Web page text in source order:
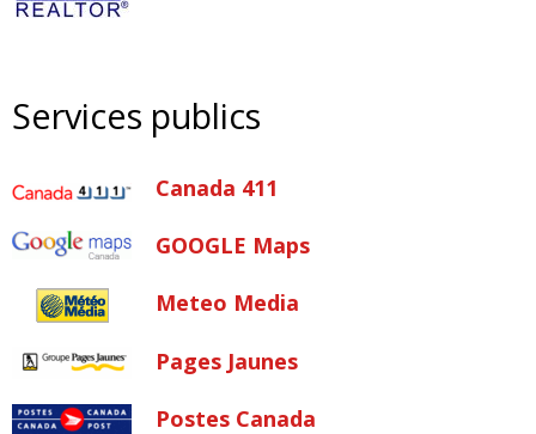
Services publics
Canada 411
GOOGLE Maps
Meteo Media
Pages Jaunes
Postes Canada